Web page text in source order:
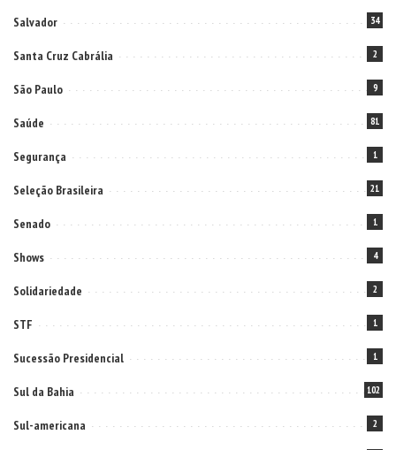
Salvador 34
Santa Cruz Cabrália 2
São Paulo 9
Saúde 81
Segurança 1
Seleção Brasileira 21
Senado 1
Shows 4
Solidariedade 2
STF 1
Sucessão Presidencial 1
Sul da Bahia 102
Sul-americana 2